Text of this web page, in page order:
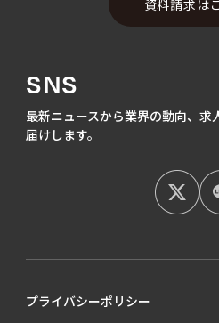
資料請求は
SNS
最新ニュースから業界の動向、 求
届けします。
プライバシーポリシー